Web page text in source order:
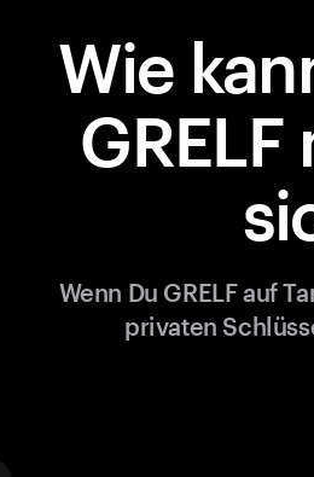
Wie
Wenn Du GRELF auf
privaten